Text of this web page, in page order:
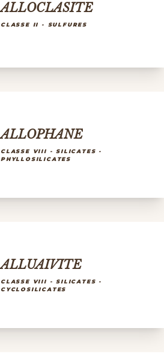
ALLOCLASITE
CLASSE II - SULFURES
ALLOPHANE
CLASSE VIII - SILICATES -
PHYLLOSILICATES
ALLUAIVITE
CLASSE VIII - SILICATES -
CYCLOSILICATES